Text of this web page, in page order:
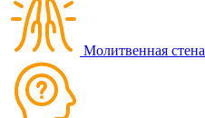
Молитвенная стена